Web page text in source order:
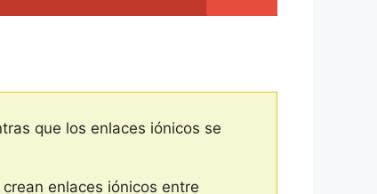
que los enlaces iónicos se
enlaces iónicos entre